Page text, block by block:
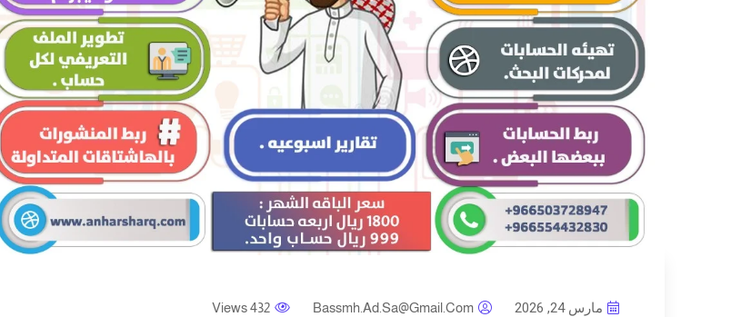
مارس 24, 2026 Bassmh.ad.sa@gmail.com
432 Views